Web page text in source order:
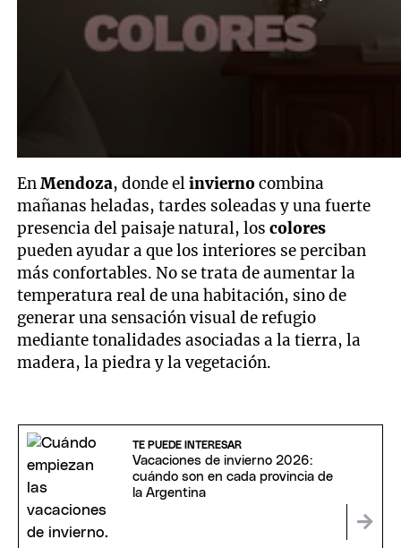
EnMendoza, donde elinviernocombina
mañanas heladas, tardes soleadas y una fuerte
presencia del paisaje natural, los colores
pueden ayudar a que los interiores se perciban
más confortables. No se trata de aumentar la
temperatura real de una habitación, sino de
generar una sensación visual de refugio
mediante tonalidades asociadas a la tierra, la
madera, la piedra y la vegetación.
TE PUEDE INTERESAR
Vacaciones de invierno 2026:
cuándo son en cada provincia de
la Argentina